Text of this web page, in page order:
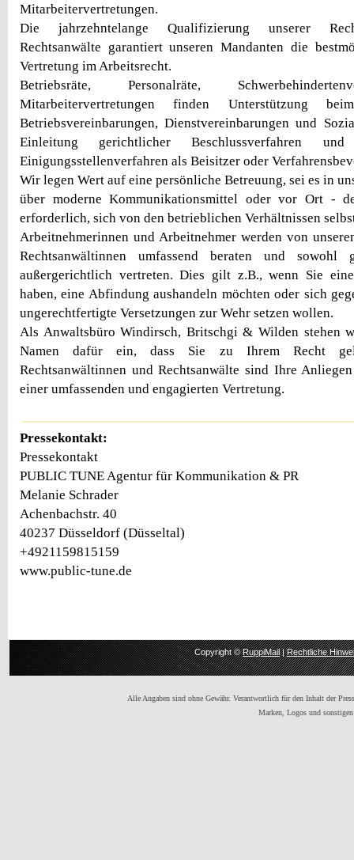
Mitarbeitervertretungen.
Die jahrzehntelange Qualifizierung unserer
Rechtsanwälte garantiert unseren Mandanten die
Vertretung im Arbeitsrecht.
Betriebsräte, Personalräte,
Mitarbeitervertretungen finden Unterstützung
Betriebsvereinbarungen, Dienstvereinbarungen und
Einleitung gerichtlicher Beschlussverfahren
Einigungsstellenverfahren als Beisitzer oder
Wir legen Wert auf eine persönliche Betreuung, sei es in
über moderne Kommunikationsmittel oder vor Ort -
erforderlich, sich von den betrieblichen Verhältnissen
Arbeitnehmerinnen und Arbeitnehmer werden von
Rechtsanwältinnen umfassend beraten und
außergerichtlich vertreten. Dies gilt z.B., wenn Sie
haben, eine Abfindung aushandeln möchten oder sich
ungerechtfertigte Versetzungen zur Wehr setzen wollen.
Als Anwaltsbüro Windirsch, Britschgi & Wilden stehen
Namen dafür ein, dass Sie zu Ihrem Recht
Rechtsanwältinnen und Rechtsanwälte sind Ihre
einer umfassenden und engagierten Vertretung.
Pressekontakt:
Pressekontakt
PUBLIC TUNE Agentur für Kommunikation & PR
Melanie Schrader
Achenbachstr. 40
40237 Düsseldorf (Düsseltal)
+4921159815159
www.public-tune.de
Copyright ©RuppiMail|Rechtliche
Alle Angaben sind ohne Gewähr. Verantwortlich für den Inhalt der
Marken, Logos und